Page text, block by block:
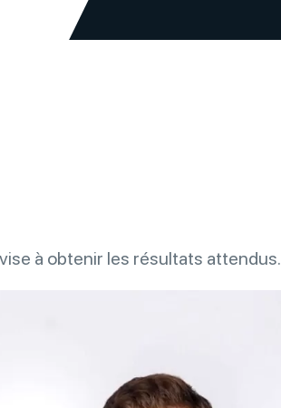
à obtenir les résultats attendus.